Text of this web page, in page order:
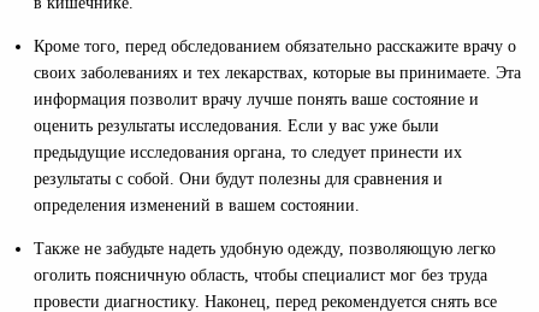
Кроме того, перед обследованием обязательно расскажите врачу о
своих заболеваниях и тех лекарствах, которые вы принимаете. Эта
информация позволит врачу лучше понять ваше состояние и
оценить результаты исследования. Если у вас уже были
предыдущие исследования органа, то следует принести их
результаты с собой. Они будут полезны для сравнения и
определения изменений в вашем состоянии.
Также не забудьте надеть удобную одежду, позволяющую легко
оголить поясничную область, чтобы специалист мог без труда
провести диагностику. Наконец, перед рекомендуется снять все